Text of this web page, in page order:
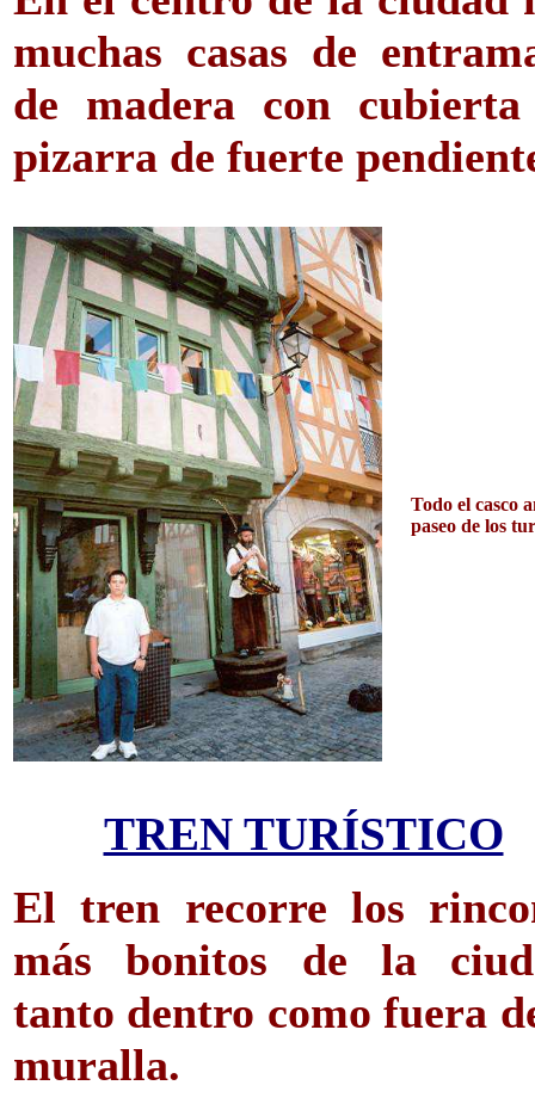
muchas casas de
de madera con
pizarra de fuerte
Todo el casco
paseo de los
TREN TURÍSTICO
El tren recorre los
más bonitos de la
tanto dentro como fuera
muralla.